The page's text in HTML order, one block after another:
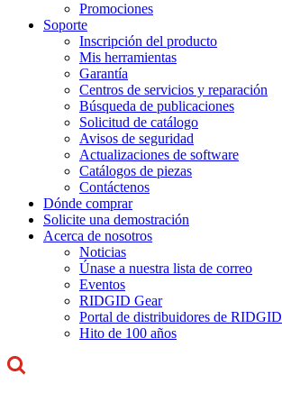
Promociones
Soporte
Inscripción del producto
Mis herramientas
Garantía
Centros de servicios y reparación
Búsqueda de publicaciones
Solicitud de catálogo
Avisos de seguridad
Actualizaciones de software
Catálogos de piezas
Contáctenos
Dónde comprar
Solicite una demostración
Acerca de nosotros
Noticias
Únase a nuestra lista de correo
Eventos
RIDGID Gear
Portal de distribuidores de RIDGID
Hito de 100 años